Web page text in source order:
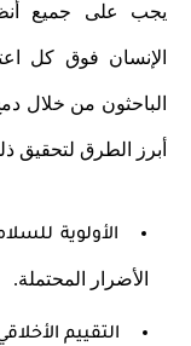
يجب على جميع
الإنسان فوق كل
الباحثون من خلال
أبرز الطرق لتحقيق
الأولوية
الأضرار المحتملة.
التقييم